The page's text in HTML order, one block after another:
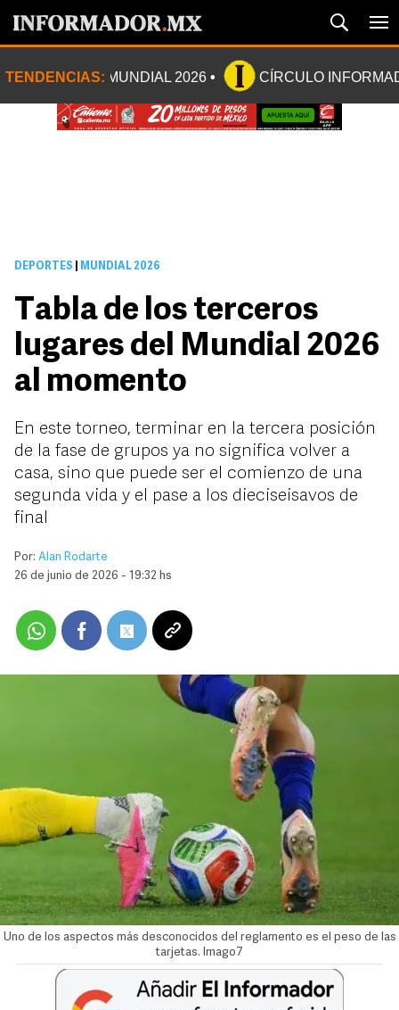
TENDENCIAS: MUNDIAL 2026 CÍRCULO
DEPORTES MUNDIAL 2026
Tabla de los terceros
lugares del Mundial 2026
al momento
En este torneo, terminar en la tercera posición
de la fase de grupos ya no significa volver a
casa, sino que puede ser el comienzo de una
segunda vida y el pase a los dieciseisavos de
final
Por: Alan Rodarte
26 de junio de 2026 - 19:32 hs
Uno de los aspectos más desconocidos del reglamento es el peso de las
tarjetas. Imago7